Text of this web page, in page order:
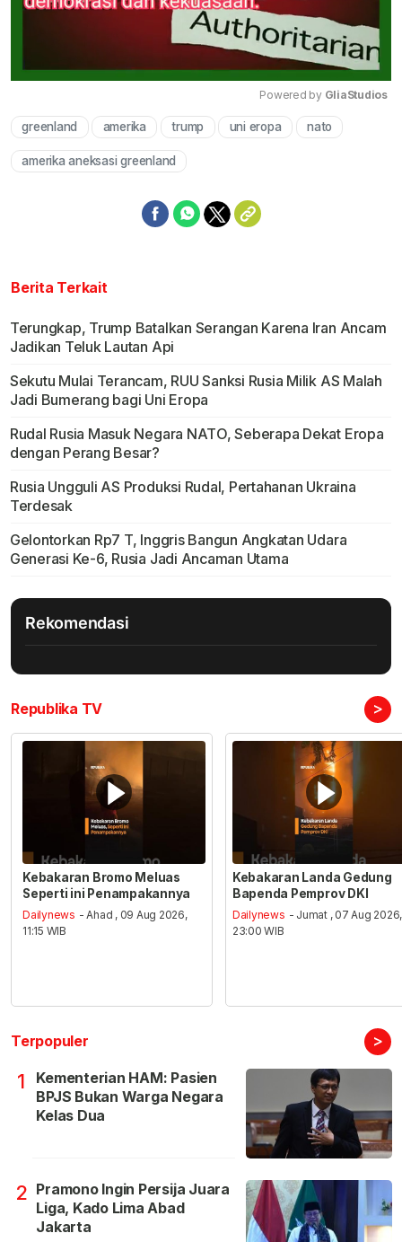
Mute
Powered by GliaStudios
greenland amerika trump uni eropa nato
amerika aneksasi greenland
Berita Terkait
Terungkap, Trump Batalkan Serangan Karena Iran Ancam
Jadikan Teluk Lautan Api
Sekutu Mulai Terancam, RUU Sanksi Rusia Milik AS Malah
Jadi Bumerang bagi Uni Eropa
Rudal Rusia Masuk Negara NATO, Seberapa Dekat Eropa
dengan Perang Besar?
Rusia Ungguli AS Produksi Rudal, Pertahanan Ukraina
Terdesak
Gelontorkan Rp7 T, Inggris Bangun Angkatan Udara
Generasi Ke-6, Rusia Jadi Ancaman Utama
Rekomendasi
Republika TV >
Kebakaran Bromo Meluas
Seperti ini Penampakannya
Dailynews - Ahad , 09 Aug 2026,
11:15 WIB
Kebakaran Landa Gedung
Bapenda Pemprov DKI
Dailynews - Jumat , 07 Aug 2026,
23:00 WIB
Terpopuler >
1
Kementerian HAM: Pasien
BPJS Bukan Warga Negara
Kelas Dua
2 Pramono Ingin Persija Juara
Liga, Kado Lima Abad
Jakarta